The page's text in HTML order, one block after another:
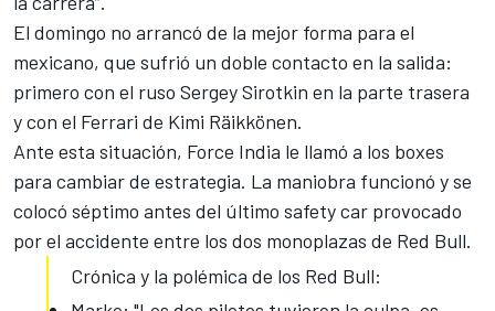
El domingo no arrancó de la mejor forma para el
mexicano, que sufrió un doble contacto en la salida:
primero con el ruso Sergey Sirotkin en la parte trasera
y con el Ferrari de Kimi Räikkönen.
Ante esta situación, Force India le llamó a los boxes
para cambiar de estrategia. La maniobra funcionó y se
colocó séptimo antes del último safety car provocado
por el accidente entre los dos monoplazas de Red Bull.
Crónica y la polémica de los Red Bull: